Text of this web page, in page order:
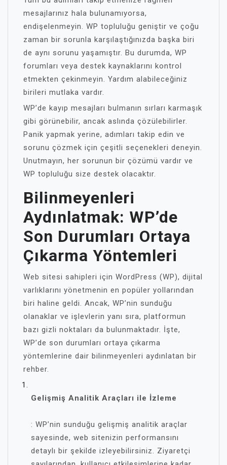
mesajlarınız hala bulunamıyorsa,
endişelenmeyin. WP topluluğu geniştir ve çoğu
zaman bir sorunla karşılaştığınızda başka biri
de aynı sorunu yaşamıştır. Bu durumda, WP
forumları veya destek kaynaklarını kontrol
etmekten çekinmeyin. Yardım alabileceğiniz
birileri mutlaka vardır.
WP’de kayıp mesajları bulmanın sırları karmaşık
gibi görünebilir, ancak aslında çözülebilirler.
Panik yapmak yerine, adımları takip edin ve
sorunu çözmek için çeşitli seçenekleri deneyin.
Unutmayın, her sorunun bir çözümü vardır ve
WP topluluğu size destek olacaktır.
Bilinmeyenleri
Aydınlatmak: WP’de
Son Durumları Ortaya
Çıkarma Yöntemleri
Web sitesi sahipleri için WordPress (WP), dijital
varlıklarını yönetmenin en popüler yollarından
biri haline geldi. Ancak, WP’nin sunduğu
olanaklar ve işlevlerin yanı sıra, platformun
bazı gizli noktaları da bulunmaktadır. İşte,
WP’de son durumları ortaya çıkarma
yöntemlerine dair bilinmeyenleri aydınlatan bir
rehber.
Gelişmiş Analitik Araçları ile İzleme
: WP’nin sunduğu gelişmiş analitik araçlar
sayesinde, web sitenizin performansını
detaylı bir şekilde izleyebilirsiniz. Ziyaretçi